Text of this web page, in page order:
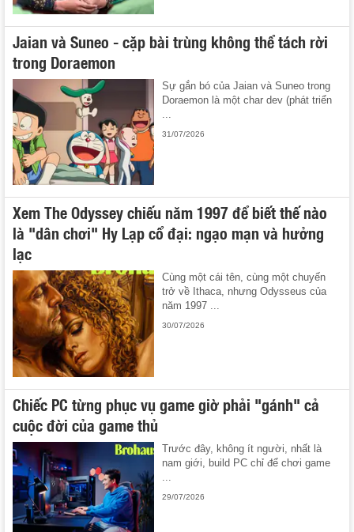
Jaian và Suneo - cặp bài trùng không thể tách rời
trong Doraemon
Sự gắn bó của Jaian và Suneo trong
Doraemon là một char dev (phát triển
31/07/2026
Xem The Odyssey chiếu năm 1997 để biết thế nào
là "dân chơi" Hy Lạp cổ đại: ngạo mạn và hưởng
lạc
Cùng một cái tên, cùng một chuyến
trở về Ithaca, nhưng Odysseus của
năm 1997 ...
30/07/2026
Chiếc PC từng phục vụ game giờ phải "gánh" cả
cuộc đời của game thủ
Trước đây, không ít người, nhất là
nam giới, build PC chỉ để chơi game
29/07/2026